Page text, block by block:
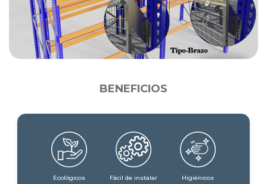
BENEFICIOS
Ecológicos Fácil de instalar Higiénicos